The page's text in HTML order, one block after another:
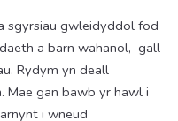
sgyrsiau gwleidyddol fod
a barn wahanol, gall
Rydym yn deall
gan bawb yr hawl i
i wneud